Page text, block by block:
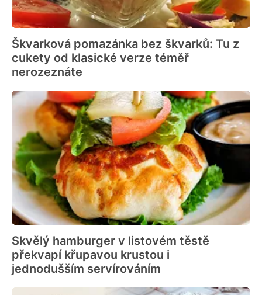
Škvarková pomazánka bez škvarků: Tu z
cukety od klasické verze téměř
nerozeznáte
Skvělý hamburger v listovém těstě
překvapí křupavou krustou i
jednodušším servírováním